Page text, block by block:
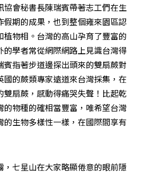
會秘書長陳瑞賓帶著志工們在生
假期的成果，也到整個雍來園區認
植物相。台灣的高山孕育了豐富的
的學者常從網際網路上見識台灣得
賓指著步道邊探出頭來的雙扇蕨對
的蕨類專家遠道來台灣採集，在
雙扇蕨，感動得痛哭失聲！比起乾
的物種的確相當豐富，唯希望台灣
的生物多樣性一樣，在國際間享有
，七星山在大家略顯倦意的眼前隱